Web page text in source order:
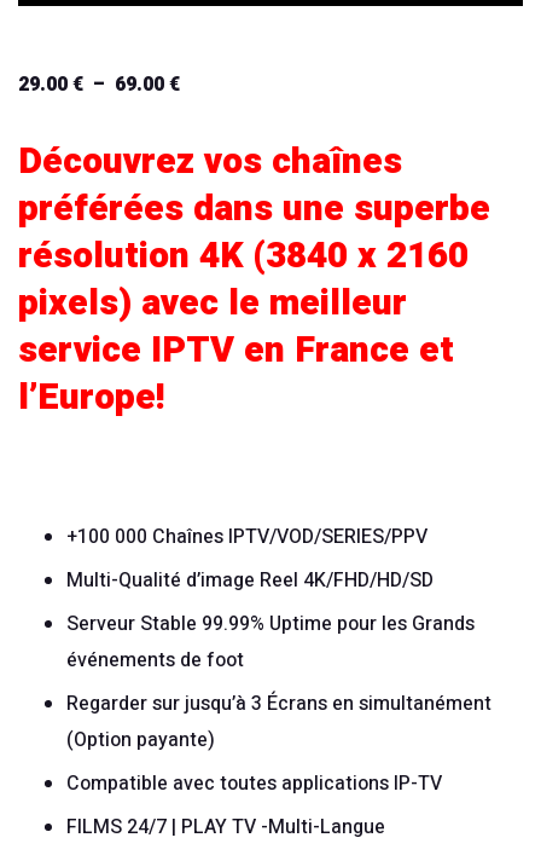
29.00€ – 69.00€
prix :
29.00 €
69.00 €
Découvrez vos chaînes
préférées dans une superbe
résolution 4K (3840 x 2160
pixels) avec le meilleur
service IPTV en France et
l’Europe!
+100 000 Chaînes IPTV/VOD/SERIES/PPV
Multi-Qualité d’image Reel 4K/FHD/HD/SD
Serveur Stable 99.99% Uptime pour les Grands
événements de foot
Regarder sur jusqu’à 3 Écrans en simultanément
(Option payante)
Compatible avec toutes applications IP-TV
FILMS 24/7 | PLAY TV -Multi-Langue